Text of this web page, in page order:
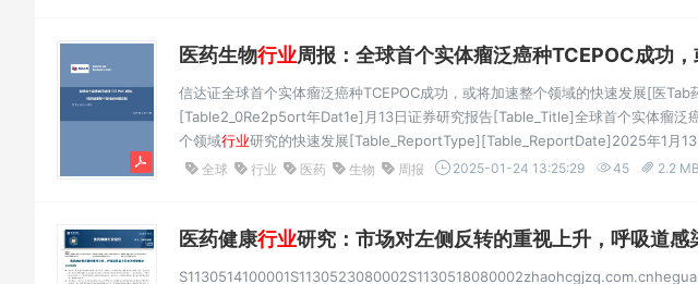
医药生物行业周报：全球首个实体瘤泛癌种TCEPOC成功，或将加
信达证全球首个实体瘤泛癌种TCEPOC成功，或将加速整个领域的快速发展[医
[Table2_0Re2p5ort年Dat1e]月13日证券研究报告[Table_Title]全球首个实体瘤泛
个领域行业研究的快速发展[Table_ReportType][Table_ReportDate]2025年1月13
药bl生e_物StockAndRank][Ta[➢Tbalbel_市eS_u场Smum表mamr现ya]：ry上]周
全球 行业 医药 生物 周报 2025-01-24 13:25:29 45 2.2 MB
医药健康行业研究：市场对左侧反转的重视上升，呼吸道感染